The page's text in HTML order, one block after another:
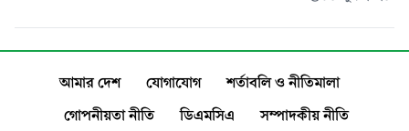
আমার দেশ যোগাযোগ
শর্তাবলি ও নীতিমালা
গোপনীয়তা নীতি
ডিএমসিএ সম্পাদকীয় নীতি